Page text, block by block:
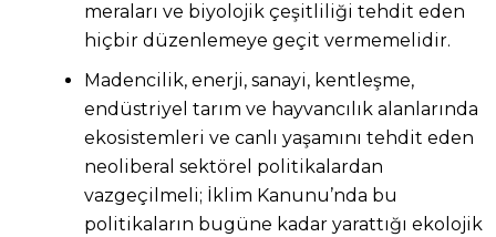
meraları ve biyolojik çeşitliliği tehdit eden
hiçbir düzenlemeye geçit vermemelidir.
Madencilik, enerji, sanayi, kentleşme,
endüstriyel tarım ve hayvancılık alanlarında
ekosistemleri ve canlı yaşamını tehdit eden
neoliberal sektörel politikalardan
vazgeçilmeli; İklim Kanunu’nda bu
politikaların bugüne kadar yarattığı ekolojik